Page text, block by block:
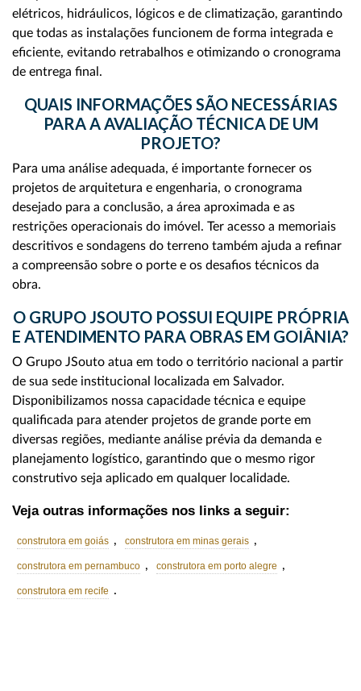
elétricos, hidráulicos, lógicos e de climatização, garantindo
que todas as instalações funcionem de forma integrada e
eficiente, evitando retrabalhos e otimizando o cronograma
de entrega final.
QUAIS INFORMAÇÕES SÃO NECESSÁRIAS
PARA A AVALIAÇÃO TÉCNICA DE UM
PROJETO?
Para uma análise adequada, é importante fornecer os
projetos de arquitetura e engenharia, o cronograma
desejado para a conclusão, a área aproximada e as
restrições operacionais do imóvel. Ter acesso a memoriais
descritivos e sondagens do terreno também ajuda a refinar
a compreensão sobre o porte e os desafios técnicos da
obra.
O GRUPO JSOUTO POSSUI EQUIPE PRÓPRIA
E ATENDIMENTO PARA OBRAS EM GOIÂNIA?
O Grupo JSouto atua em todo o território nacional a partir
de sua sede institucional localizada em Salvador.
Disponibilizamos nossa capacidade técnica e equipe
qualificada para atender projetos de grande porte em
diversas regiões, mediante análise prévia da demanda e
planejamento logístico, garantindo que o mesmo rigor
construtivo seja aplicado em qualquer localidade.
Veja outras informações nos links a seguir:
construtora em goiás , construtora em minas gerais ,
construtora em pernambuco , construtora em porto alegre ,
construtora em recife .